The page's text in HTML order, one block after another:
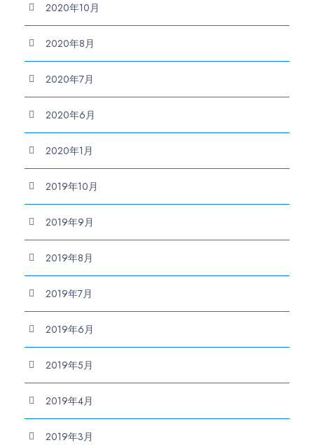
2020年10月
2020年8月
2020年7月
2020年6月
2020年1月
2019年10月
2019年9月
2019年8月
2019年7月
2019年6月
2019年5月
2019年4月
2019年3月